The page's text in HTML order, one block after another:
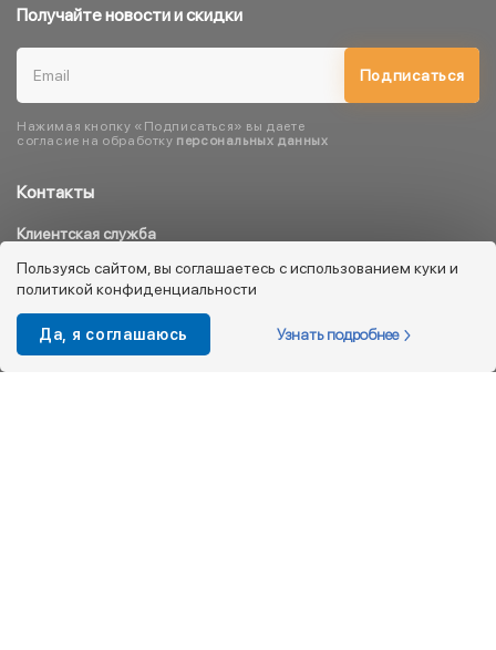
Контакты
Клиентская служба
8 800 333 08 45
info@kotofey.ru
Магазины в Москва (50)
Получайте новости и скидки
Подписаться
Нажимая кнопку «Подписаться» вы даете
согласие на обработку персональных данных
Пользуясь сайтом, вы соглашаетесь с использованием куки и
политикой конфиденциальности
Да, я соглашаюсь Узнать подробнее